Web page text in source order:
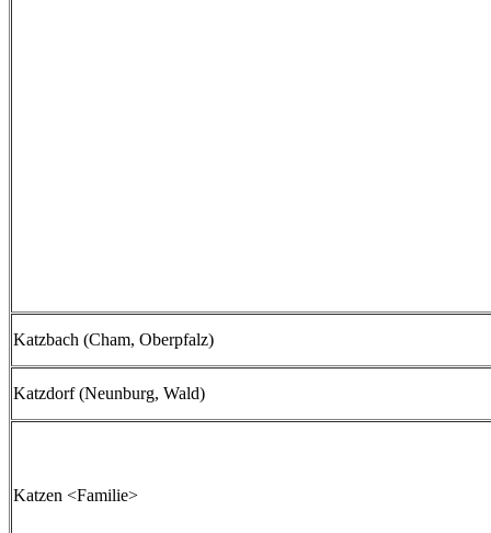
Katzbach (Cham, Oberpfalz)
Katzdorf (Neunburg, Wald)
Katzen <Familie>